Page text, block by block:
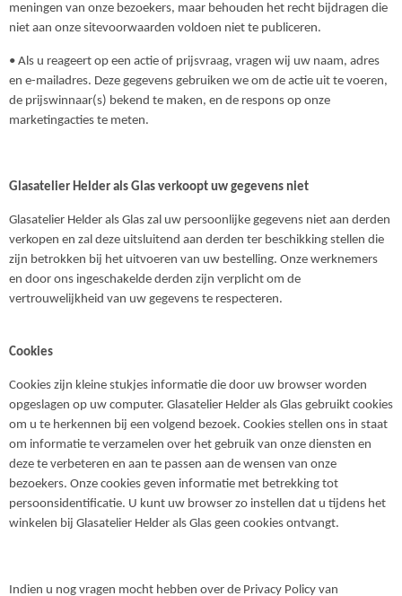
meningen van onze bezoekers, maar behouden het recht bijdragen die
niet aan onze sitevoorwaarden voldoen niet te publiceren.
• Als u reageert op een actie of prijsvraag, vragen wij uw naam, adres
en e-mailadres. Deze gegevens gebruiken we om de actie uit te voeren,
de prijswinnaar(s) bekend te maken, en de respons op onze
marketingacties te meten.
Glasatelier Helder als Glas verkoopt uw gegevens niet
Glasatelier Helder als Glas zal uw persoonlijke gegevens niet aan derden
verkopen en zal deze uitsluitend aan derden ter beschikking stellen die
zijn betrokken bij het uitvoeren van uw bestelling. Onze werknemers
en door ons ingeschakelde derden zijn verplicht om de
vertrouwelijkheid van uw gegevens te respecteren.
Cookies
Cookies zijn kleine stukjes informatie die door uw browser worden
opgeslagen op uw computer. Glasatelier Helder als Glas gebruikt cookies
om u te herkennen bij een volgend bezoek. Cookies stellen ons in staat
om informatie te verzamelen over het gebruik van onze diensten en
deze te verbeteren en aan te passen aan de wensen van onze
bezoekers. Onze cookies geven informatie met betrekking tot
persoonsidentificatie. U kunt uw browser zo instellen dat u tijdens het
winkelen bij Glasatelier Helder als Glas geen cookies ontvangt.
Indien u nog vragen mocht hebben over de Privacy Policy van